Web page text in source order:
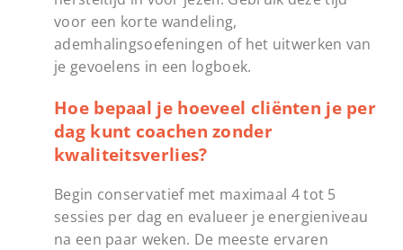
voor een korte wandeling,
ademhalingsoefeningen of het uitwerken van
je gevoelens in een logboek.
Hoe bepaal je hoeveel cliënten je per
dag kunt coachen zonder
kwaliteitsverlies?
Begin conservatief met maximaal 4 tot 5
sessies per dag en evalueer je energieniveau
na een paar weken. De meeste ervaren